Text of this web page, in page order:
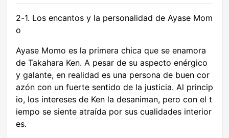
2-1. Los encantos y la personalidad de Ayase Mom
o
Ayase Momo es la primera chica que se enamora
de Takahara Ken. A pesar de su aspecto enérgico
y galante, en realidad es una persona de buen cor
azón con un fuerte sentido de la justicia. Al princip
io, los intereses de Ken la desaniman, pero con el t
iempo se siente atraída por sus cualidades interior
es.